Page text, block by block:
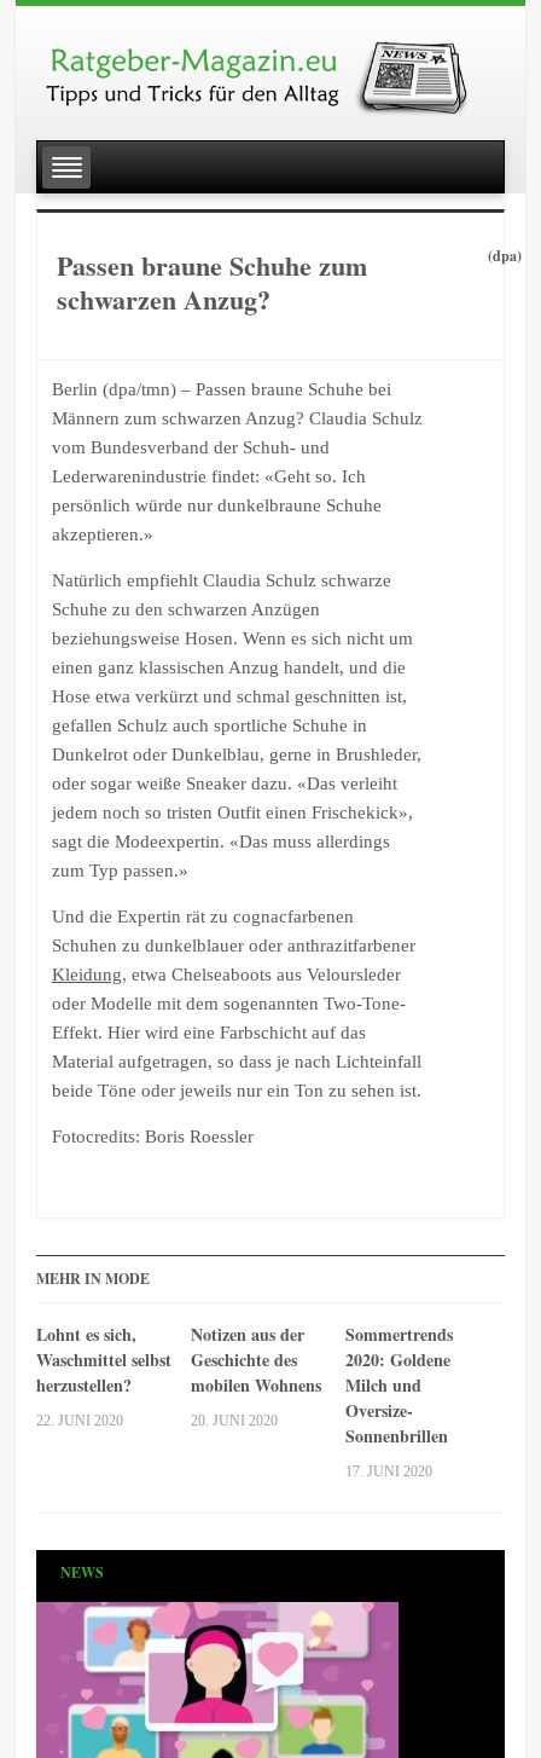
Passen braune Schuhe zum
schwarzen Anzug?
(dpa)
Berlin (dpa/tmn) – Passen braune Schuhe bei
Männern zum schwarzen Anzug? Claudia Schulz
vom Bundesverband der Schuh- und
Lederwarenindustrie findet: «Geht so. Ich
persönlich würde nur dunkelbraune Schuhe
akzeptieren.»
Natürlich empfiehlt Claudia Schulz schwarze
Schuhe zu den schwarzen Anzügen
beziehungsweise Hosen. Wenn es sich nicht um
einen ganz klassischen Anzug handelt, und die
Hose etwa verkürzt und schmal geschnitten ist,
gefallen Schulz auch sportliche Schuhe in
Dunkelrot oder Dunkelblau, gerne in Brushleder,
oder sogar weiße Sneaker dazu. «Das verleiht
jedem noch so tristen Outfit einen Frischekick»,
sagt die Modeexpertin. «Das muss allerdings
zum Typ passen.»
Und die Expertin rät zu cognacfarbenen
Schuhen zu dunkelblauer oder anthrazitfarbener
Kleidung, etwa Chelseaboots aus Veloursleder
oder Modelle mit dem sogenannten Two-Tone-
Effekt. Hier wird eine Farbschicht auf das
Material aufgetragen, so dass je nach Lichteinfall
beide Töne oder jeweils nur ein Ton zu sehen ist.
Fotocredits: Boris Roessler
MEHR IN MODE
Lohnt es sich,
Waschmittel selbst
herzustellen?
22. JUNI 2020
Notizen aus der
Geschichte des
mobilen Wohnens
20. JUNI 2020
Sommertrends
2020: Goldene
Milch und
Oversize-
Sonnenbrillen
17. JUNI 2020
NEWS